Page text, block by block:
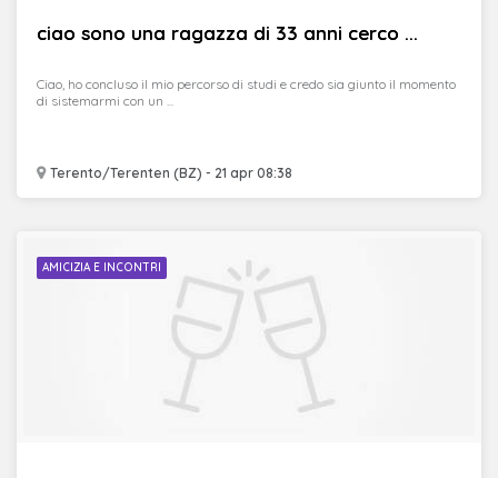
ciao sono una ragazza di 33 anni cerco ...
Terento/Terenten (BZ) - 21 apr 08:38
Ciao, ho concluso il mio percorso di studi e credo sia giunto il momento
di sistemarmi con un ...
AMICIZIA E INCONTRI